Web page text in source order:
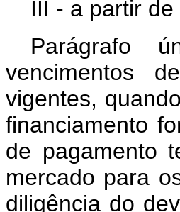
III - a partir
Parágrafo
vencimentos
vigentes,
financiamento
de pagamento
mercado para
diligência do